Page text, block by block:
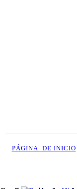
PÁGINA DE INICIO